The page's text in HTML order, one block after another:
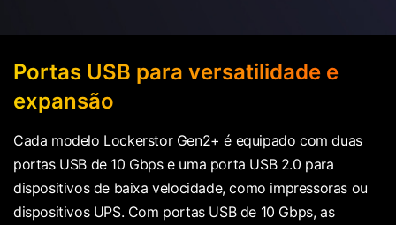
Portas USB para versatilidade e
expansão
Cada modelo Lockerstor Gen2+ é equipado com duas
portas USB de 10 Gbps e uma porta USB 2.0 para
dispositivos de baixa velocidade, como impressoras ou
dispositivos UPS. Com portas USB de 10 Gbps, as